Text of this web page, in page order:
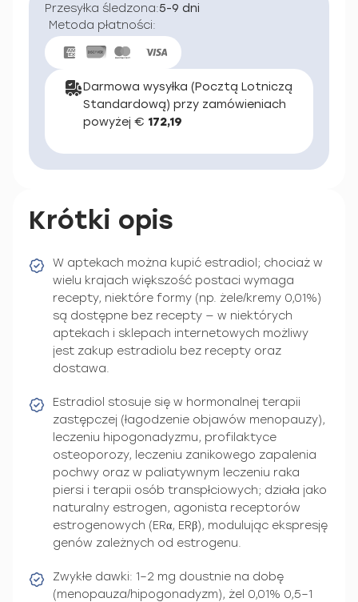
Przesyłka śledzona:5-9 dni
Metoda płatności:
Darmowa wysyłka (Pocztą Lotniczą
Standardową) przy zamówieniach
powyżej € 172,19
Krótki opis
W aptekach można kupić estradiol; chociaż w
wielu krajach większość postaci wymaga
recepty, niektóre formy (np. żele/kremy 0,01%)
są dostępne bez recepty — w niektórych
aptekach i sklepach internetowych możliwy
jest zakup estradiolu bez recepty oraz
dostawa.
Estradiol stosuje się w hormonalnej terapii
zastępczej (łagodzenie objawów menopauzy),
leczeniu hipogonadyzmu, profilaktyce
osteoporozy, leczeniu zanikowego zapalenia
pochwy oraz w paliatywnym leczeniu raka
piersi i terapii osób transpłciowych; działa jako
naturalny estrogen, agonista receptorów
estrogenowych (ERα, ERβ), modulując ekspresję
genów zależnych od estrogenu.
Zwykłe dawki: 1–2 mg doustnie na dobę
(menopauza/hipogonadyzm), żel 0,01% 0,5–1